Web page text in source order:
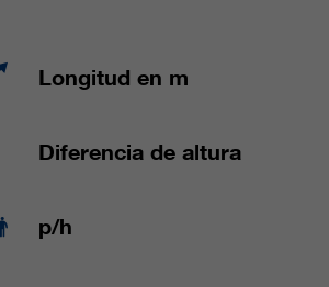
Longitud en m
Diferencia de altura
p/h